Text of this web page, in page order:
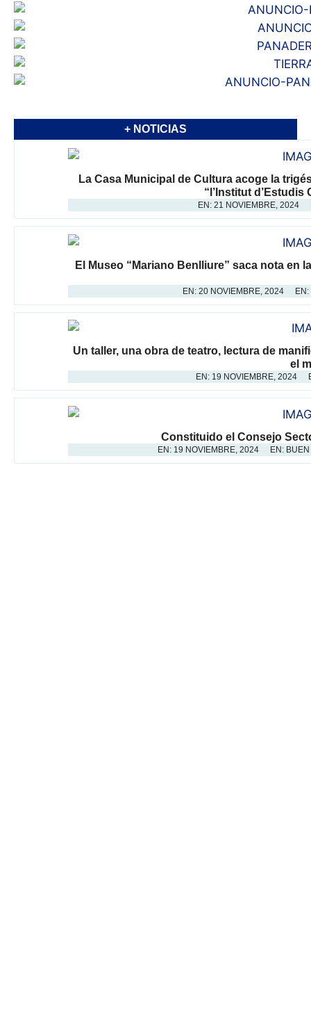
+ NOTICIAS
La Casa Municipal de Cultura acoge la
“l’Institut
EN: 21 NOVIEMBRE, 2024
El Museo “Mariano Benlliure” saca nota en
EN: 20 NOVIEMBRE, 2024 EN:
Un taller, una obra de teatro, lectura de
el
EN: 19 NOVIEMBRE, 2024
Constituido el Consejo
EN: 19 NOVIEMBRE, 2024 EN: